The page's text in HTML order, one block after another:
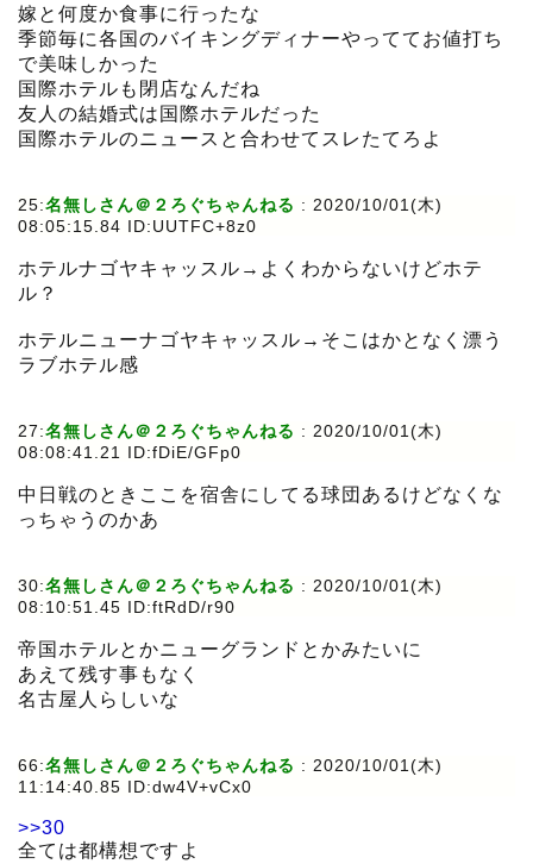
嫁と何度か食事に行ったな
季節毎に各国のバイキングディナーやっててお値打ち
で美味しかった
国際ホテルも閉店なんだね
友人の結婚式は国際ホテルだった
国際ホテルのニュースと合わせてスレたてろよ
25:名無しさん＠２ろぐちゃんねる : 2020/10/01(木)
08:05:15.84 ID:UUTFC+8z0
ホテルナゴヤキャッスル→よくわからないけどホテ
ル？
ホテルニューナゴヤキャッスル→そこはかとなく漂う
ラブホテル感
27:名無しさん＠２ろぐちゃんねる : 2020/10/01(木)
08:08:41.21 ID:fDiE/GFp0
中日戦のときここを宿舎にしてる球団あるけどなくな
っちゃうのかあ
30:名無しさん＠２ろぐちゃんねる : 2020/10/01(木)
08:10:51.45 ID:ftRdD/r90
帝国ホテルとかニューグランドとかみたいに
あえて残す事もなく
名古屋人らしいな
66:名無しさん＠２ろぐちゃんねる : 2020/10/01(木)
11:14:40.85 ID:dw4V+vCx0
>>30
全ては都構想ですよ